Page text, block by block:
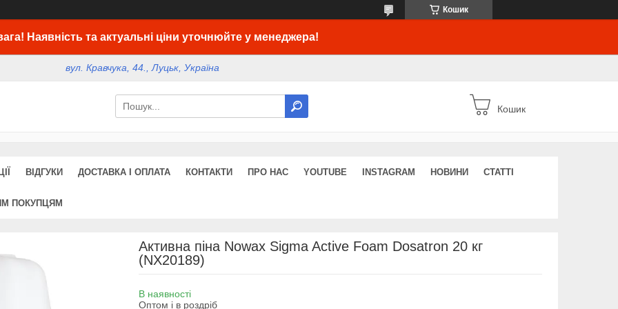
Кошик
Наявність та актуальні ціни уточнюйте у менеджера!
вул. Кравчука, 44., Луцьк, Україна
Кошик
ВІДГУКИ ДОСТАВКА І ОПЛАТА КОНТАКТИ ПРО НАС YOUTUBE INSTAGRAM НОВИНИ СТАТТІ
ПОКУПЦЯМ
Активна піна Nowax Sigma Active Foam Dosatron 20 кг
(NX20189)
В наявності
Оптом і в роздріб